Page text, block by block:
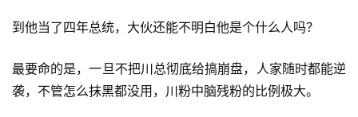
到他当了四年总统，大伙还能不明白他是个什么人吗？
最要命的是，一旦不把川总彻底给搞崩盘，人家随时都能逆
袭，不管怎么抹黑都没用，川粉中脑残粉的比例极大。